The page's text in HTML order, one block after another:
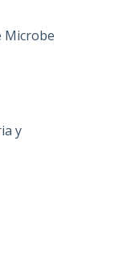
Microbe
y